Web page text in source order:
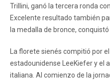
Trillini, ganó la tercera ronda
Excelente resultado también
la medalla de bronce, conquistó
La florete sienés compitió por
estadounidense LeeKiefer y el
italiana. Al comienzo de la